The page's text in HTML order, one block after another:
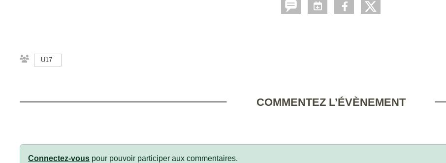
U17
COMMENTEZ L’ÉVÈNEMENT
Connectez-vous pour pouvoir participer aux commentaires.